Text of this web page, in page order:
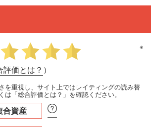
評価とは？ ）
※
を重視し、サイト上ではレイティングの読み替
は「総合評価とは？」を確認ください。
合資産